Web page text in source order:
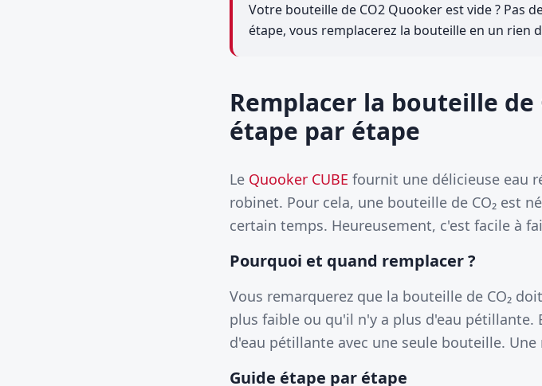
Votre bouteille de CO2 Quooker est vide ? Pas
étape, vous remplacerez la bouteille en un rien
Remplacer la bouteille de
étape par étape
Le Quooker CUBE fournit une délicieuse eau
robinet. Pour cela, une bouteille de CO₂ est
certain temps. Heureusement, c'est facile à
Pourquoi et quand remplacer ?
Vous remarquerez que la bouteille de CO₂
plus faible ou qu'il n'y a plus d'eau pétillante.
d'eau pétillante avec une seule bouteille.
Guide étape par étape